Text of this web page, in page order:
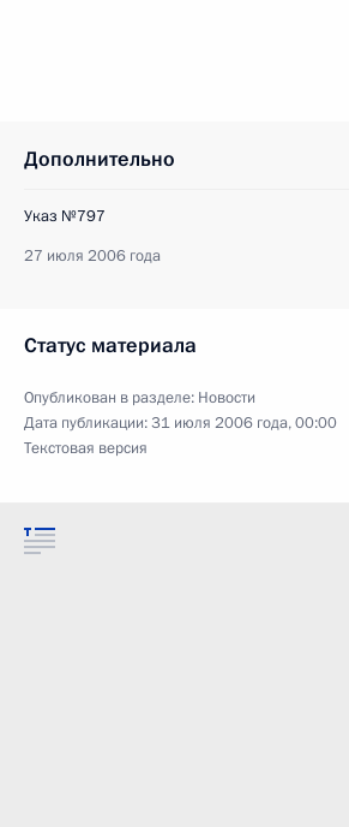
Дополнительно
Указ №797
27 июля 2006 года
Статус материала
Опубликован в разделе: Новости
Дата публикации:31 июля 2006 года, 00:00
Текстовая версия